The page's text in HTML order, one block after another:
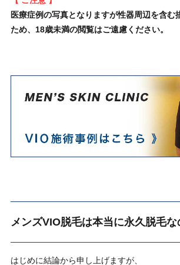
医療症例の写真となりますが性器周辺を含む
ため、18歳未満の閲覧はご遠慮ください。
メンズVIO脱毛は本当に永久脱毛な
はじめに結論から申し上げますが、